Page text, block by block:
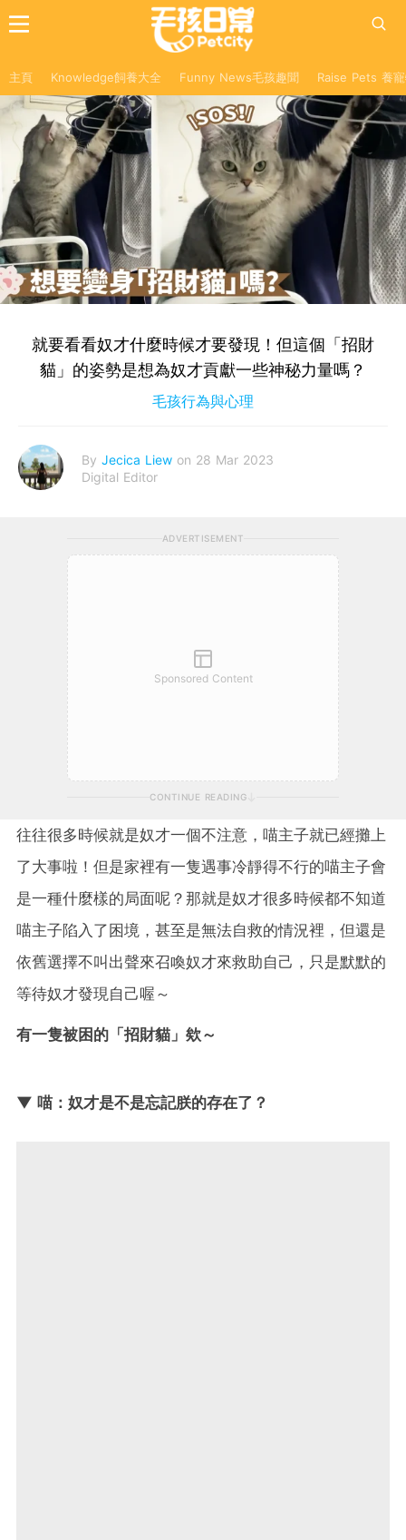
主頁 Knowledge飼養大全 Funny News毛孩趣聞 Raise Pets 養
就要看看奴才什麼時候才要發現！但這個「招財
貓」的姿勢是想為奴才貢獻一些神秘力量嗎？
毛孩行為與心理
By Jecica Liew on 28 Mar 2023
Digital Editor
ADVERTISEMENT
Sponsored Content
CONTINUE READING
往往很多時候就是奴才一個不注意，喵主子就已經攤上
了大事啦！但是家裡有一隻遇事冷靜得不行的喵主子會
是一種什麼樣的局面呢？那就是奴才很多時候都不知道
喵主子陷入了困境，甚至是無法自救的情況裡，但還是
依舊選擇不叫出聲來召喚奴才來救助自己，只是默默的
等待奴才發現自己喔～
有一隻被困的「招財貓」欸～
▼ 喵：奴才是不是忘記朕的存在了？